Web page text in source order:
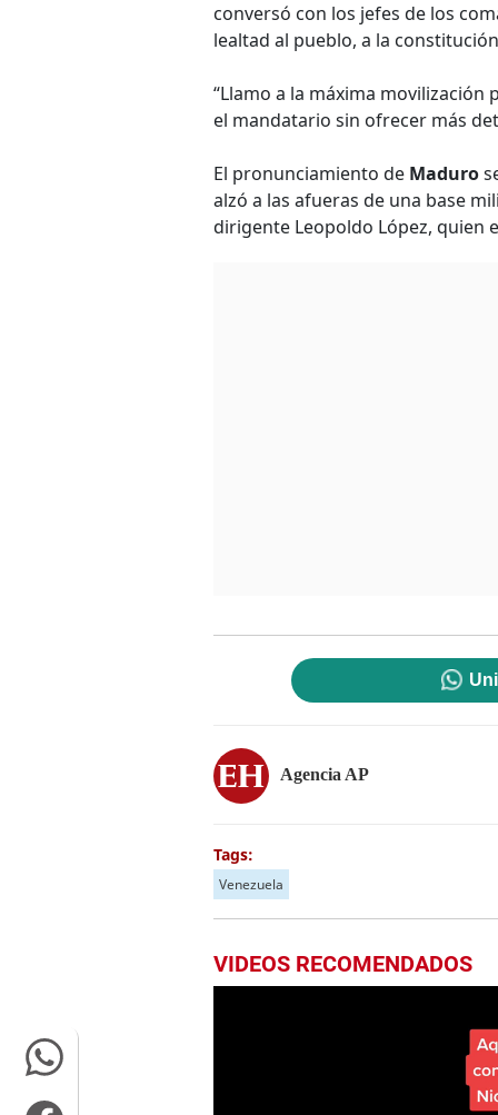
conversó con los jefes de los
lealtad al pueblo, a la
“Llamo a la máxima
el mandatario sin ofrecer más
El pronunciamiento de Maduro
alzó a las afueras de una base
dirigente Leopoldo López, quien
Agencia AP
Tags:
Venezuela
VIDEOS RECOMENDADOS